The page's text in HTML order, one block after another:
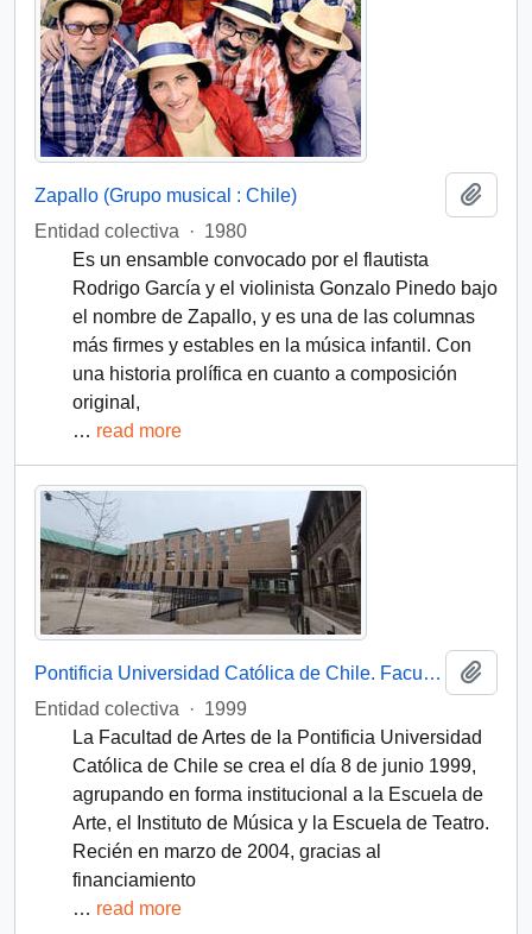
Zapallo (Grupo musical : Chile)
Entidad colectiva
· 1980
Es un ensamble convocado por el flautista
Rodrigo García y el violinista Gonzalo Pinedo bajo
el nombre de Zapallo, y es una de las columnas
más firmes y estables en la música infantil. Con
una historia prolífica en cuanto a composición
original,
… read more
Pontificia Universidad Católica de Chile. Facultad de Artes
Entidad colectiva
· 1999
La Facultad de Artes de la Pontificia Universidad
Católica de Chile se crea el día 8 de junio 1999,
agrupando en forma institucional a la Escuela de
Arte, el Instituto de Música y la Escuela de Teatro.
Recién en marzo de 2004, gracias al
financiamiento
… read more